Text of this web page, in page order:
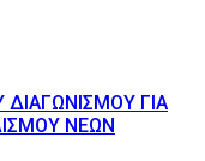
ΓΙΑ
ΝΕΩΝ